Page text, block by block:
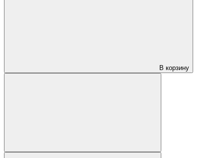
В корзину